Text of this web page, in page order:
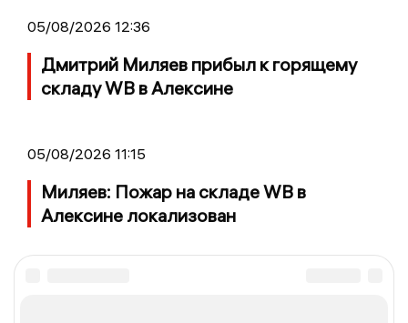
05/08/2026 12:36
Дмитрий Миляев прибыл к горящему
складу WB в Алексине
05/08/2026 11:15
Миляев: Пожар на складе WB в
Алексине локализован